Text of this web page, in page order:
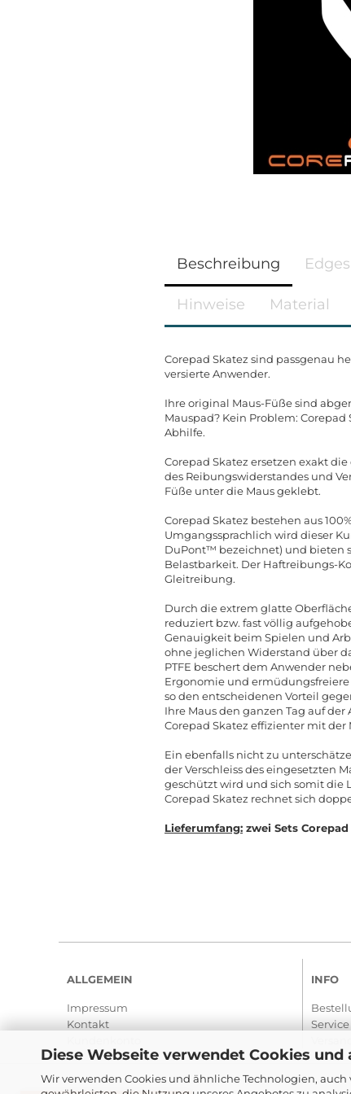
Diese Webseite verwendet Cookies und
Wir verwenden Cookies und ähnliche Technologien,
Beschreibung
Hinweise Material
Corepad Skatez sind passgenau
versierte Anwender.
Ihre original Maus-Füße sind
Mauspad? Kein Problem:
Abhilfe.
Corepad Skatez ersetzen exakt
des Reibungswiderstandes und
Füße unter die Maus geklebt.
Corepad Skatez bestehen aus
Umgangssprachlich wird dieser
DuPont™ bezeichnet) und bieten
Belastbarkeit. Der Haftreibungs-
Gleitreibung.
Durch die extrem glatte
reduziert bzw. fast völlig
Genauigkeit beim Spielen und
ohne jeglichen Widerstand über
PTFE beschert dem Anwender
Ergonomie und
so den entscheidenen Vorteil
Ihre Maus den ganzen Tag auf
Corepad Skatez effizienter mit
Ein ebenfalls nicht zu
der Verschleiss des eingesetzten
geschützt wird und sich somit die
Corepad Skatez rechnet sich
Lieferumfang: zwei Sets
ALLGEMEIN
Impressum
Kontakt
INFO
Service